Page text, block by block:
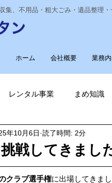
集、不用品・粗大ごみ・遺品整理
ホーム 会社概要 業務
レンタル事業 まめ知識
ナノゾーン
電気代削減 長崎ヴェ
戦してきまし
年10月6日 読了時間: 2分
クラブ選手権に出場してきま